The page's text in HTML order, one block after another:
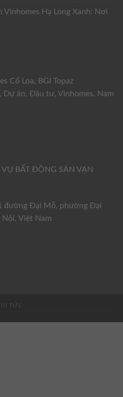
Vinhomes Hạ Long Xanh: Nơi
Cổ Loa, BGI Topaz
, Dự án, Đầu tư, Vinhomes, Nam
BẤT ĐỘNG SẢN VẠN
đường Đại Mỗ, phường Đại
Nội, Việt Nam
TỨC